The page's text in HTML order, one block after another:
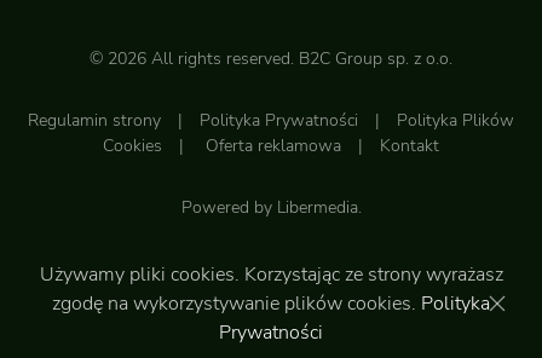
© 2026 All rights reserved. B2C Group sp. z o.o.
Regulamin strony | Polityka Prywatności | Polityka Plików
Cookies | Oferta reklamowa | Kontakt
Powered by Libermedia.
Do góry
Używamy pliki cookies. Korzystając ze strony wyrażasz
zgodę na wykorzystywanie plików cookies. Polityka
Prywatności